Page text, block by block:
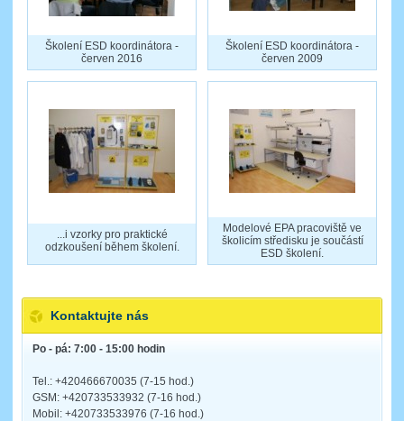
Školení ESD koordinátora -
červen 2016
Školení ESD koordinátora -
červen 2009
...i vzorky pro praktické
odzkoušení během školení.
Modelové EPA pracoviště ve
školicím středisku je součástí
ESD školení.
Kontaktujte nás
Po - pá: 7:00 - 15:00 hodin
Tel.: +420466670035 (7-15 hod.)
GSM: +420733533932 (7-16 hod.)
Mobil: +420733533976 (7-16 hod.)